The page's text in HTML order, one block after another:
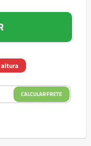
altura
CALCULAR FRETE